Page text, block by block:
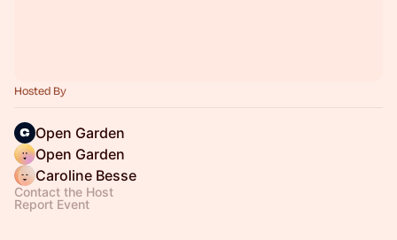
Hosted By
Open Garden
Open Garden
Caroline Besse
Contact the Host
Report Event